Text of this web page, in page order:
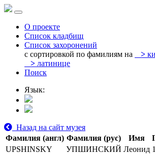
О проекте
Список кладбищ
Список захоронений
с сортировкой по фамилиям на
>
> латинице
Поиск
Язык:
Назад на сайт музея
Фамилия (англ) Фамилия (рус) Имя
UPSHINSKY
УПШИНСКИЙ Леонид